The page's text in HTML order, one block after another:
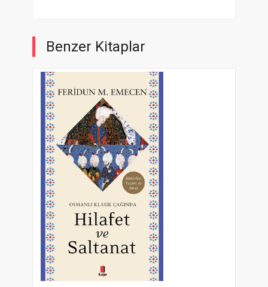
Benzer Kitaplar